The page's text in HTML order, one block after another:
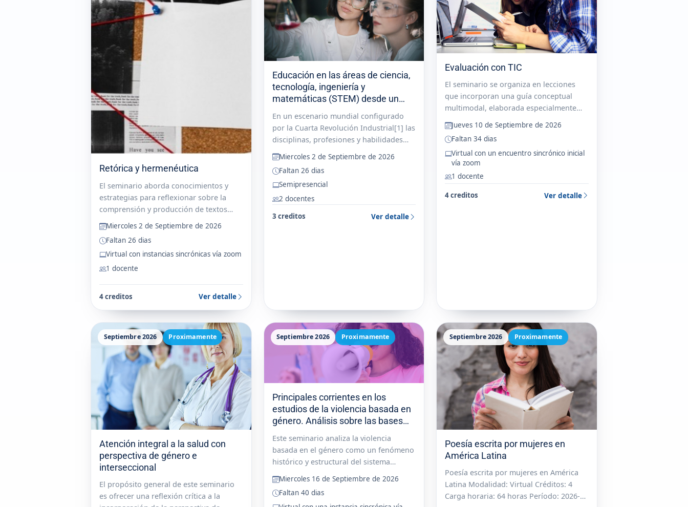
Retórica y hermenéutica
El seminario aborda conocimientos y
estrategias para reflexionar sobre la
comprensión y producción de textos
desde la Retórica y la Hermenéutica.
Tiene como finalidad brindar un
panorama general de su historia, sus
categorías y...
Miercoles 2 de Septiembre de 2026
Faltan 26 dias
Virtual con instancias sincrónicas vía zoom
1 docente
4 creditos Ver detalle
Educación en las áreas de ciencia,
tecnología, ingeniería y
matemáticas (STEM) desde un
enfoque de género
En un escenario mundial configurado
por la Cuarta Revolución Industrial[1] las
disciplinas, profesiones y habilidades
STEM (Ciencia, Tecnología, Ingeniería y
Matemáticas, por su sigla en inglés)
ocupan un lugar neurálgico en la actual
sociedad...
Miercoles 2 de Septiembre de 2026
Faltan 26 dias
Semipresencial
2 docentes
3 creditos
Ver detalle
Evaluación con TIC
El seminario se organiza en lecciones
que incorporan una guía conceptual
multimodal, elaborada especialmente
para la Maestría EduTIC, así como
actividades que estructuran el proceso
de apropiación del conocimiento y
bibliografía obligatoria y
complementaria....
Jueves 10 de Septiembre de 2026
Faltan 34 dias
Virtual con un encuentro sincrónico inicial
vía zoom
1 docente
4 creditos Ver detalle
Septiembre 2026 Proximamente
Atención integral a la salud con
perspectiva de género e
interseccional
El propósito general de este seminario
es ofrecer una reflexión crítica a la
Septiembre 2026 Proximamente
Principales corrientes en los
estudios de la violencia basada en
género. Análisis sobre las bases
culturales que la sustentan y
reproducen.
Este seminario analiza la violencia
basada en el género como un fenómeno
histórico y estructural del sistema
patriarcal, desde una perspectiva
feminista e interdisciplinaria. A partir de
distintos aportes teóricos, se examinan
Miercoles 16 de Septiembre de 2026
Faltan 40 dias
Septiembre 2026 Proximamente
Poesía escrita por mujeres en
América Latina
Poesía escrita por mujeres en América
Latina Modalidad: Virtual Créditos: 4
Carga horaria: 64 horas Período: 2026-